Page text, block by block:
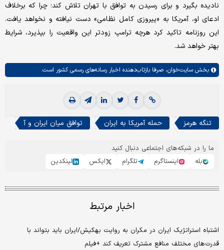
نادیده بگیرد و برای رسیدن به توافق با تهران تلاش کند؛ چرا که برخلاف
ادعای او، آمریکا به «پیروزی کامل نظامی» دست نیافته و نخواهد یافت.
این روزنامه تاکید کرد هرچه ترامپ زودتر این واقعیت را بپذیرد، شرایط
بهتر خواهد شد.
بخش سایت‌خوان، صرفا بازتاب‌دهنده اخبار رسانه‌های رسمی کشور است.
تنگه هرمز حمله آمریکا به ایران توافق میان ایران و آ
ما را در شبکه‌های اجتماعی دنبال کنید
بله
اینستاگرم تلگرام ایکس لینکدین
اخبار مرتبط
اشتباه استراتژیک ایران در مکران به روایت بهکیش/ایران باید بتواند با
قدرت‌های مختلف منافع مشترک تعریف کند +فیلم